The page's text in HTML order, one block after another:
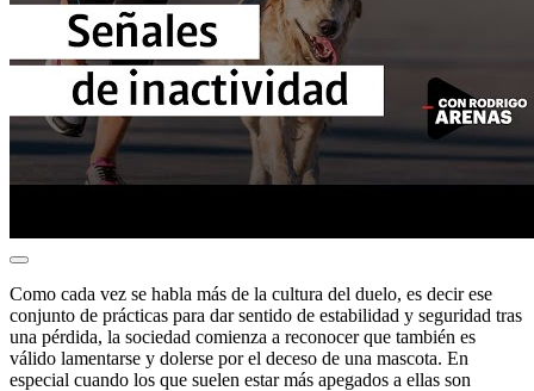
Como cada vez se habla más de la cultura del duelo, es decir ese
conjunto de prácticas para dar sentido de estabilidad y seguridad tras
una pérdida, la sociedad comienza a reconocer que también es
válido lamentarse y dolerse por el deceso de una mascota. En
especial cuando los que suelen estar más apegados a ellas son